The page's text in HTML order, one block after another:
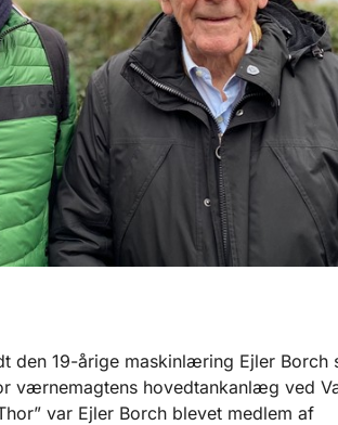
den 19-årige maskinlæring Ejler Borch
værnemagtens hovedtankanlæg ved
var Ejler Borch blevet medlem af